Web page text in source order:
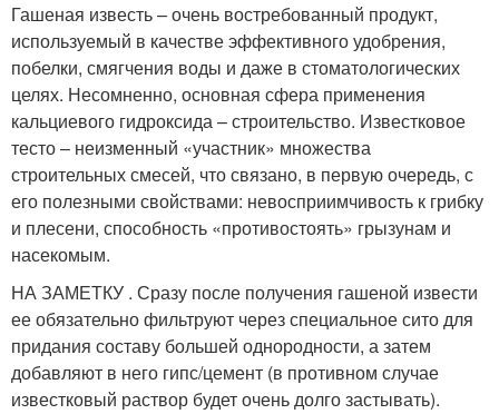
Гашеная известь – очень востребованный продукт,
используемый в качестве эффективного удобрения,
побелки, смягчения воды и даже в стоматологических
целях. Несомненно, основная сфера применения
кальциевого гидроксида – строительство. Известковое
тесто – неизменный «участник» множества
строительных смесей, что связано, в первую очередь, с
его полезными свойствами: невосприимчивость к грибку
и плесени, способность «противостоять» грызунам и
насекомым.
НА ЗАМЕТКУ . Сразу после получения гашеной извести
ее обязательно фильтруют через специальное сито для
придания составу большей однородности, а затем
добавляют в него гипс/цемент (в противном случае
известковый раствор будет очень долго застывать).